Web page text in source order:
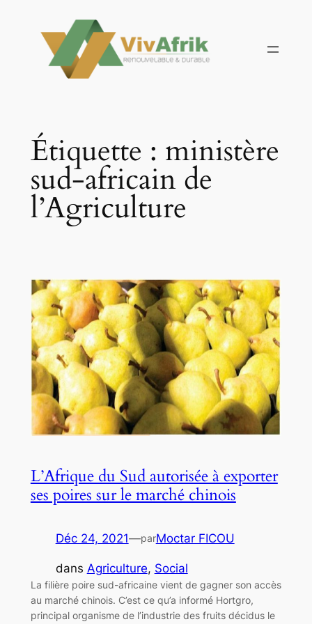
contenu
Étiquette : ministère
sud-africain de
l’Agriculture
L’Afrique du Sud autorisée à exporter
ses poires sur le marché chinois
Déc 24, 2021—parMoctar FICOU
dans Agriculture, Social
La filière poire sud-africaine vient de gagner son accès
au marché chinois. C’est ce qu’a informé Hortgro,
principal organisme de l’industrie des fruits décidus le